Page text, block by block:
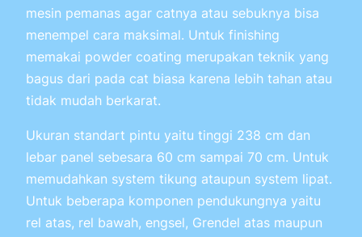
mesin pemanas agar catnya atau sebuknya bisa
menempel cara maksimal. Untuk finishing
memakai powder coating merupakan teknik yang
bagus dari pada cat biasa karena lebih tahan atau
tidak mudah berkarat.
Ukuran standart pintu yaitu tinggi 238 cm dan
lebar panel sebesara 60 cm sampai 70 cm. Untuk
memudahkan system tikung ataupun system lipat.
Untuk beberapa komponen pendukungnya yaitu
rel atas, rel bawah, engsel, Grendel atas maupun